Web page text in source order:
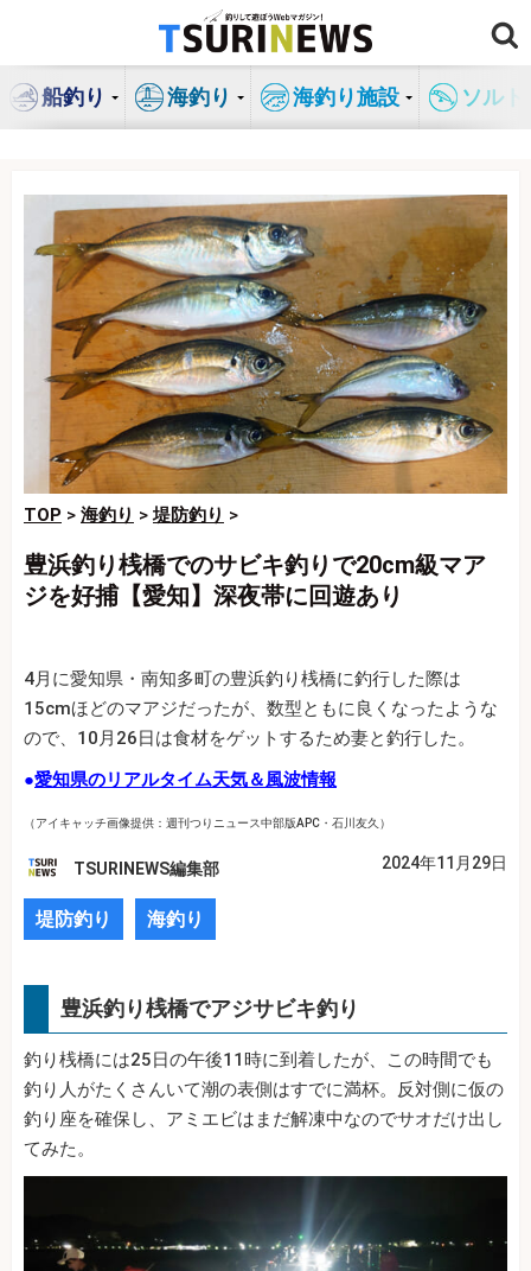
ン
船釣り 海釣り 海釣り施設 ソル
TOP > 海釣り >堤防釣り >
豊浜釣り桟橋でのサビキ釣りで20cm級マア
ジを好捕【愛知】深夜帯に回遊あり
4月に愛知県・南知多町の豊浜釣り桟橋に釣行した際は
15cmほどのマアジだったが、数型ともに良くなったような
ので、10月26日は食材をゲットするため妻と釣行した。
●愛知県のリアルタイム天気＆風波情報
（アイキャッチ画像提供：週刊つりニュース中部版APC・石川友久）
TSURINEWS編集部 2024年11月29日
堤防釣り 海釣り
豊浜釣り桟橋でアジサビキ釣り
釣り桟橋には25日の午後11時に到着したが、この時間でも
釣り人がたくさんいて潮の表側はすでに満杯。反対側に仮の
釣り座を確保し、アミエビはまだ解凍中なのでサオだけ出し
てみた。